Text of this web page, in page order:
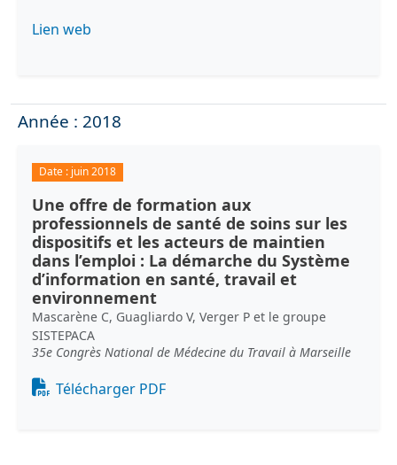
Lien web
Année : 2018
Date : juin 2018
Une offre de formation aux
professionnels de santé de soins sur les
dispositifs et les acteurs de maintien
dans l’emploi : La démarche du Système
d’information en santé, travail et
environnement
Mascarène C, Guagliardo V, Verger P et le groupe
SISTEPACA
35e Congrès National de Médecine du Travail à Marseille
Document
Télécharger PDF